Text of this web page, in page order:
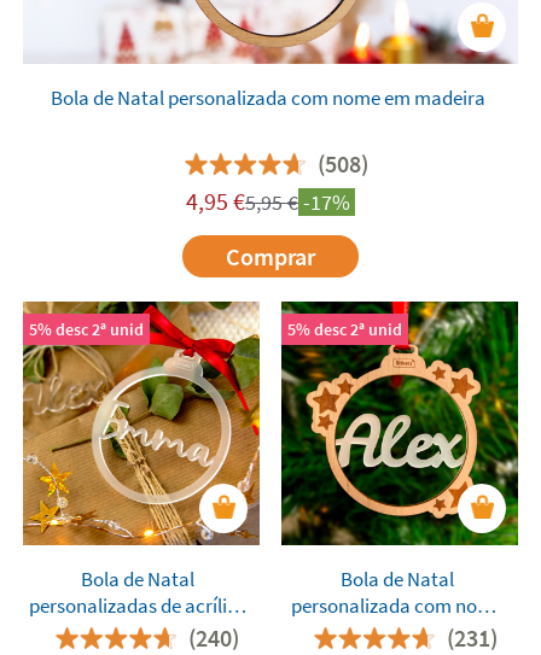
Bola de Natal personalizada com nome em madeira
(508)
4,95 €5,95€-17%
Comprar
5% desc 2ª unid
Bola de Natal
personalizadas de acrílico
com o nome(240)
5% desc 2ª unid
Bola de Natal
personalizada com nome
em acrílico e moldura de
(231)